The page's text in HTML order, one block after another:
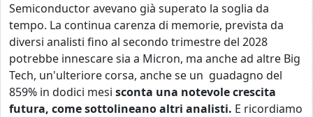
Semiconductoravevano già superato la soglia da
tempo. La continua carenza di memorie, prevista da
diversi analisti fino al secondo trimestre del 2028
potrebbe innescare sia a Micron, ma anche ad altre Big
Tech, un'ulteriore corsa, anche se un guadagno del
859% in dodici mesi sconta una notevole crescita
futura, come sottolineano altri analisti. E ricordiamo